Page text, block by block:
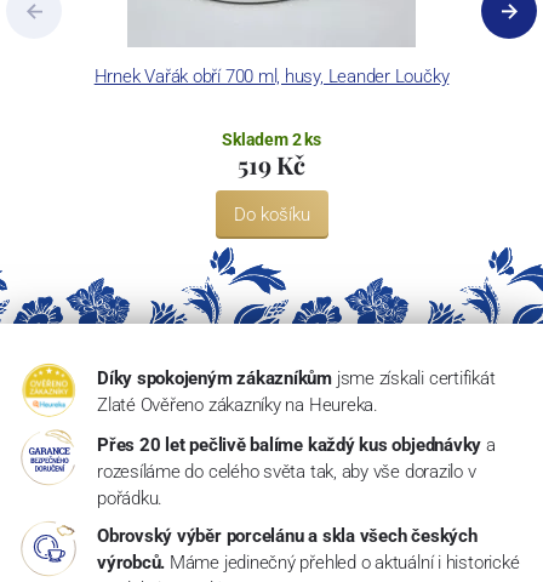
Hrnek Vařák obří 700 ml, husy, Leander Loučky
Skladem 2 ks
519 Kč
Do košíku
Díky spokojeným zákazníkům jsme získali certifikát
Zlaté Ověřeno zákazníky na Heureka.
Přes 20 let pečlivě balíme každý kus objednávky a
rozesíláme do celého světa tak, aby vše dorazilo v
pořádku.
Obrovský výběr porcelánu a skla všech českých
výrobců. Máme jedinečný přehled o aktuální i historické